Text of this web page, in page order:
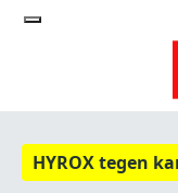
HYROX tegen